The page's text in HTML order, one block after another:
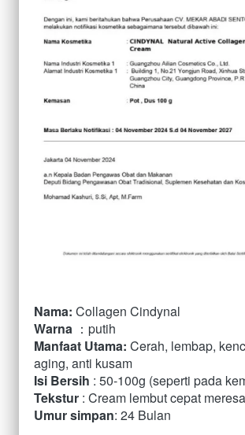
Nama: Collagen Cindynal
Warna ：putih
Manfaat Utama: Cerah, lembap,
aging, anti kusam
Isi Bersih : 50-100g (seperti pada
Tekstur : Cream lembut cepat
Umur simpan: 24 Bulan